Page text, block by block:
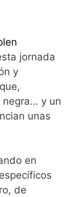
jornada
y
negra… y un
unas
en
de